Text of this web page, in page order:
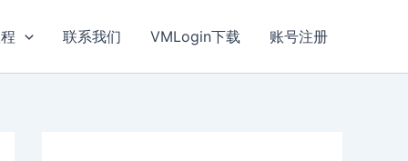
联系我们 VMLogin下载 账号注册